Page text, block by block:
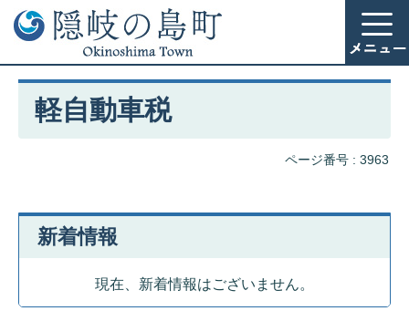
軽自動車税
ページ番号 : 3963
新着情報
現在、新着情報はございません。